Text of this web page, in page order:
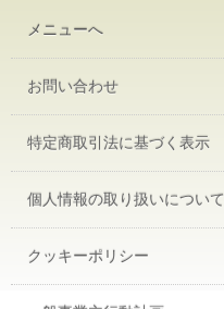
メニューへ
お問い合わせ
特定商取引法に基づく表示
個人情報の取り扱いについて
クッキーポリシー